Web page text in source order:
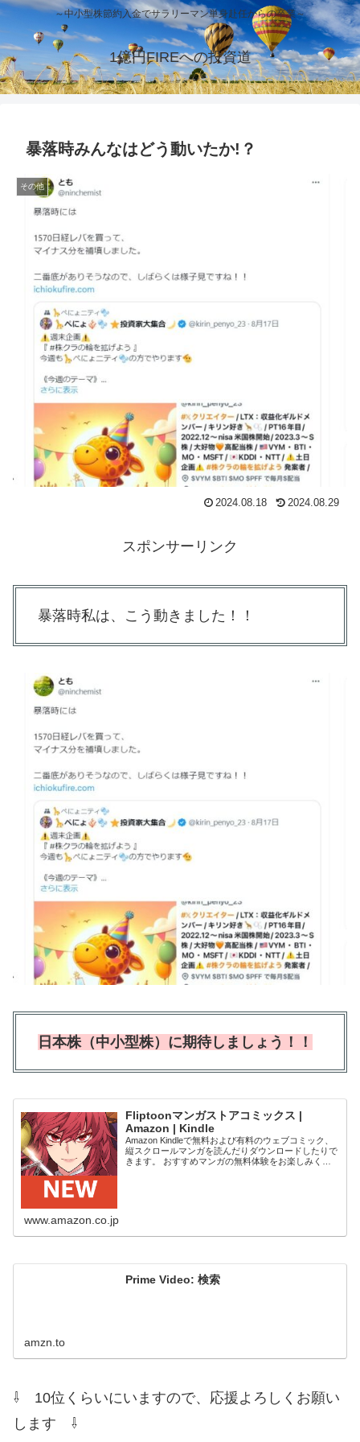
～中小型株節約入金でサラリーマン単身赴任からの卒業～
1億円FIREへの投資道
暴落時みんなはどう動いたか!？
その他
2024.08.18 2024.08.29
スポンサーリンク
暴落時私は、こう動きました！！
日本株（中小型株）に期待しましょう！！
Fliptoonマンガストアコミックス |
Amazon | Kindle
Amazon Kindleで無料および有料のウェブコミック、
縦スクロールマンガを読んだりダウンロードしたりで
きます。 おすすめマンガの無料体験をお楽しみくだ
www.amazon.co.jp
Prime Video: 検索
amzn.to
⇩ 10位くらいにいますので、応援よろしくお願い
します ⇩